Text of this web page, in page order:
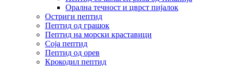
Орална течност и цврст пијалок
Остриги пептид
Пептид од грашок
Пептид на морски краставици
Соја пептид
Пептид од орев
Крокодил пептид